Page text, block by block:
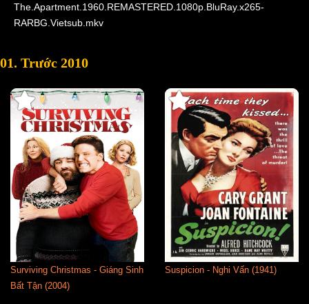
The.Apartment.1960.REMASTERED.1080p.BluRay.x265-
RARBG.Vietsub.mkv
01. Trước 2010
Surviving Christmas - Giáng Sinh
Bất Tận (2004)
Suspicion - Nghi Vấn (1941)